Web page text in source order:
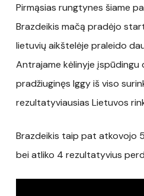
Pirmąsias rungtynes šiame
Brazdeikis mačą pradėjo
lietuvių aikštelėje praleido
Antrajame kėlinyje įspūdingu
pradžiuginęs Iggy iš viso
rezultatyviausias Lietuvos
Brazdeikis taip pat atkovojo
bei atliko 4 rezultatyvius